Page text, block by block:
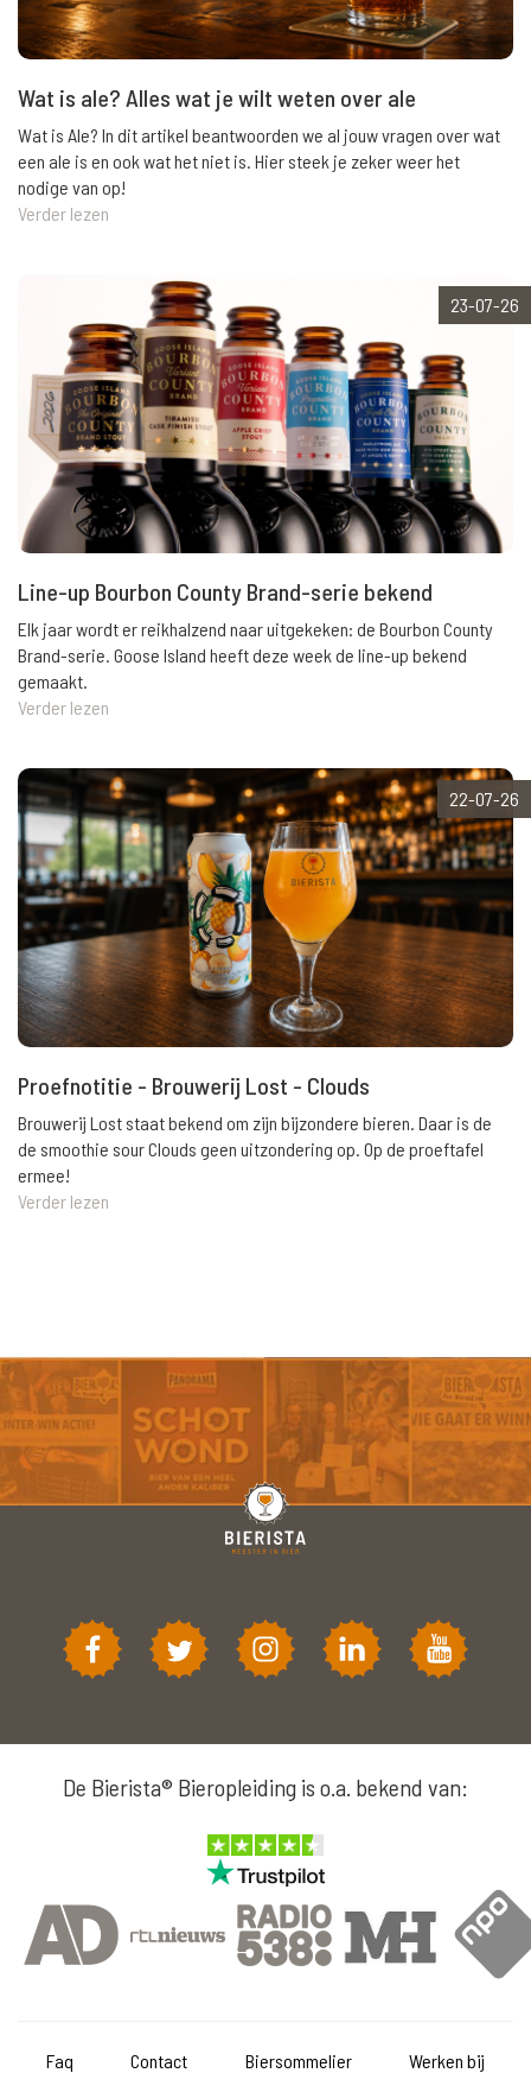
Wat is ale? Alles wat je wilt weten over ale
Wat is Ale? In dit artikel beantwoorden we al jouw vragen over wat
een ale is en ook wat het niet is. Hier steek je zeker weer het
nodige van op!
Verder lezen
23-07-26
Line-up Bourbon County Brand-serie bekend
Elk jaar wordt er reikhalzend naar uitgekeken: de Bourbon County
Brand-serie. Goose Island heeft deze week de line-up bekend
gemaakt.
Verder lezen
22-07-26
Proefnotitie - Brouwerij Lost - Clouds
Brouwerij Lost staat bekend om zijn bijzondere bieren. Daar is de
de smoothie sour Clouds geen uitzondering op. Op de proeftafel
ermee!
Verder lezen
De Bierista® Bieropleiding is o.a. bekend van:
Faq Contact Biersommelier Werken bij